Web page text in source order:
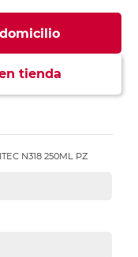
tienda
N318 250ML PZ